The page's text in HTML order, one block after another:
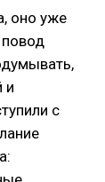
оно уже
и
с